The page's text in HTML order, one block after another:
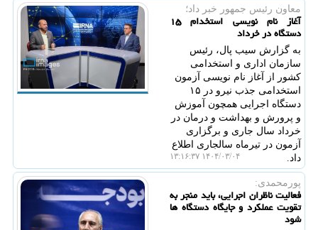
معاون رئیس جمهور خبر داد؛
آغاز نام نویسی استخدام ۱۵
دستگاه در خرداد
به گزارش سیب پال، رئیس
سازمان اداری و استخدامی
کشور از آغاز نام نویسی آزمون
استخدامی جذب نیرو در ۱۵
دستگاه اجرایی همچون آموزش
و پرورش و بهداشت و درمان در
خرداد سال جاری و برگزاری
آزمون در تیرماه سالجاری اطلاع
داد.
۱۴۰۴/۰۳/۰۴ ۱۳:۱۶:۳۷
پورمحمدی:
فعالیت ناظران اجرایی، باید منجر به
تقویت عملکرد و جایگاه دستگاه ها
شود